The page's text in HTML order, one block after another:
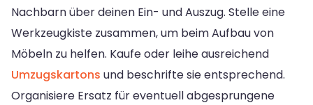
Nachbarn über deinen Ein- und Auszug. Stelle eine
Werkzeugkiste zusammen, um beim Aufbau von
Möbeln zu helfen. Kaufe oder leihe ausreichend
Umzugskartons und beschrifte sie entsprechend.
Organisiere Ersatz für eventuell abgesprungene